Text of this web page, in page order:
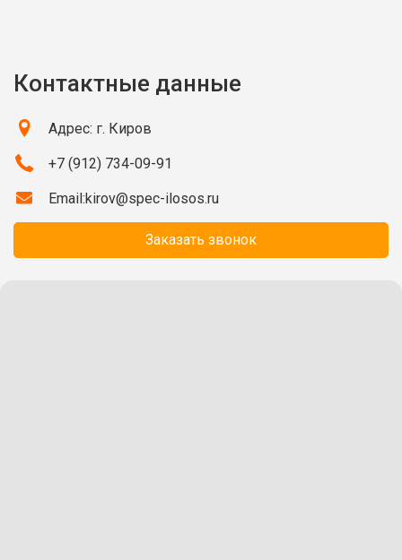
Контактные данные
Адрес: г. Киров
+7 (912) 734-09-91
Email:kirov@spec-ilosos.ru
Заказать звонок